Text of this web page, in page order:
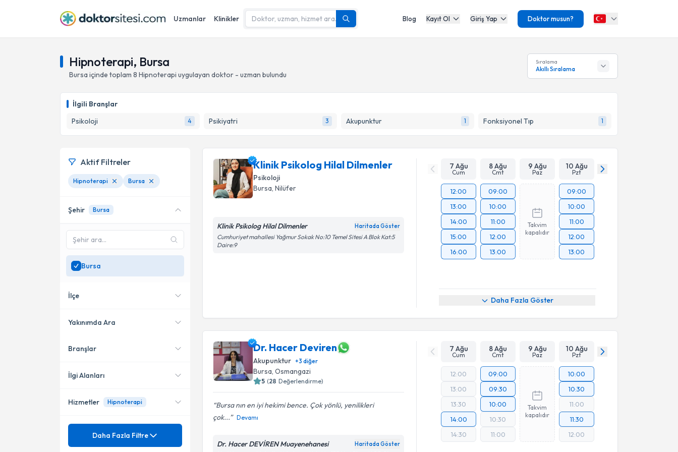
Uzmanlar Klinikler Blog Kayıt Ol Giriş Yap Doktor musun?
Hipnoterapi, Bursa
Bursa içinde toplam 8 Hipnoterapi uygulayan doktor - uzman bulundu
Sıralama
Akıllı Sıralama
İlgili Branşlar
Psikoloji
4 Psikiyatri 3 Akupunktur 1 Fonksiyonel Tıp 1
Klinik Psikolog Hilal Dilmenler
Psikoloji
Bursa, Nilüfer
Klinik Psikolog Hilal Dilmenler Haritada Göster
Cumhuriyet mahallesi Yağmur Sokak No:10 Temel Sitesi A Blok Kat:5
Daire:9
7 Ağu
Cum
8 Ağu
Cmt
9 Ağu
Paz
10 Ağu
Pzt
12:00
13:00
14:00
15:00
16:00
09:00
10:00
11:00
12:00
13:00
Takvim
kapalıdır
09:00
10:00
11:00
12:00
13:00
Daha Fazla Göster
Dr. Hacer Deviren
Akupunktur +3 diğer
Bursa , Osmangazi
5 (28 Değerlendirme)
Bursa nın en iyi hekimi bence. Çok yönlü, yenilikleri
çok...
Devamı
Dr. Hacer DEVİREN Muayenehanesi Haritada Göster
7 Ağu
Cum
8 Ağu
Cmt
9 Ağu
Paz
10 Ağu
Pzt
12:00
13:00
13:30
14:00
14:30
09:00
09:30
10:00
10:30
11:00
Takvim
kapalıdır
10:00
10:30
11:00
11:30
12:00
Aktif Filtreler
Hipnoterapi Bursa
Şehir Bursa
Bursa
İlçe
Osmangazi
Nilüfer
Yakınımda Ara
Konumuma yakın uzmanları
Branşlar
Psikoloji
Psikiyatri
Akupunktur
İlgi Alanları
Depresyon
Hizmetler Hipnoterapi
Mezuniyet
Daha Fazla Filtre